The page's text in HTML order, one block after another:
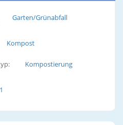
Garten/Grünabfall
Kompost
Kompostierung
1